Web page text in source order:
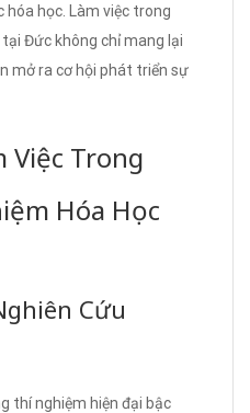
hóa học. Làm việc trong
Đức không chỉ mang lại
mở ra cơ hội phát triển sự
Việc Trong
Hóa Học
Cứu
thí nghiệm hiện đại bậc